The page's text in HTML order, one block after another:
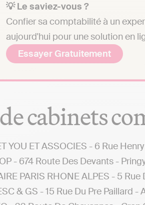
💡 Le saviez-vous ?
Confier sa comptabilité à un
aujourd'hui pour une solution en
Essayer Gratuitement
cabinets
YOU ET ASSOCIES - 6 Rue
- 674 Route Des Devants -
PARIS RHONE ALPES - 5
& GS - 15 Rue Du Pre Paillard -